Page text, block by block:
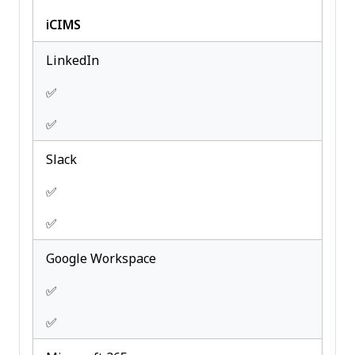
iCIMS
LinkedIn
✅
✅
Slack
✅
✅
Google Workspace
✅
✅